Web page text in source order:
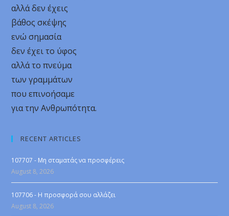
αλλά δεν έχεις
βάθος σκέψης
ενώ σημασία
δεν έχει το ύφος
αλλά το πνεύμα
των γραμμάτων
που επινοήσαμε
για την Ανθρωπότητα.
RECENT ARTICLES
107707 - Μη σταματάς να προσφέρεις
August 8, 2026
107706 - Η προσφορά σου αλλάζει
August 8, 2026